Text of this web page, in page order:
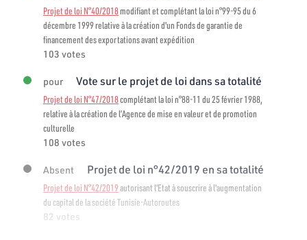
Projet de loi N°40/2018modifiant et complétant la loi n°99-95 du 6
décembre 1999 relative à la création d'un Fonds de garantie de
financement des exportations avant expédition
103 votes
pour Vote sur le projet de loi dans sa totalité
Projet de loi N°47/2018complétant la loi n°88-11 du 25 février 1988,
relative à la création de l’Agence de mise en valeur et de promotion
culturelle
108 votes
Absent Projet de loi n°42/2019 en sa totalité
Projet de loi N°42/2019autorisant l'Etat à souscrire à l'augmentation
du capital de la société Tunisie-Autoroutes
82 votes